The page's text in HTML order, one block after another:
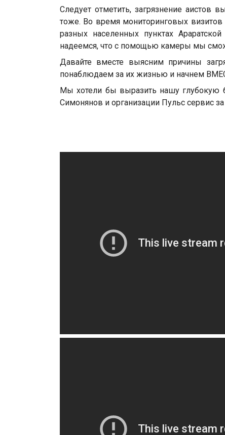
Следует отметить, загрязнение аистов
тоже. Во время мониторинговых
разных населенных пунктах
надеемся, что с помощью камеры мы
Давайте вместе выясним причины
понаблюдаем за их жизнью и начнем
Мы хотели бы выразить нашу глубокую
Симонянов и организации Пульс сервис